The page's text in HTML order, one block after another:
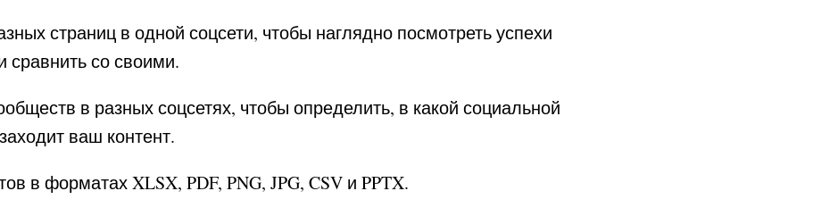
страниц в одной соцсети, чтобы наглядно посмотреть успехи
сравнить со своими.
в разных соцсетях, чтобы определить, в какой социальной
ваш контент.
в форматах XLSX, PDF, PNG, JPG, CSV и PPTX.